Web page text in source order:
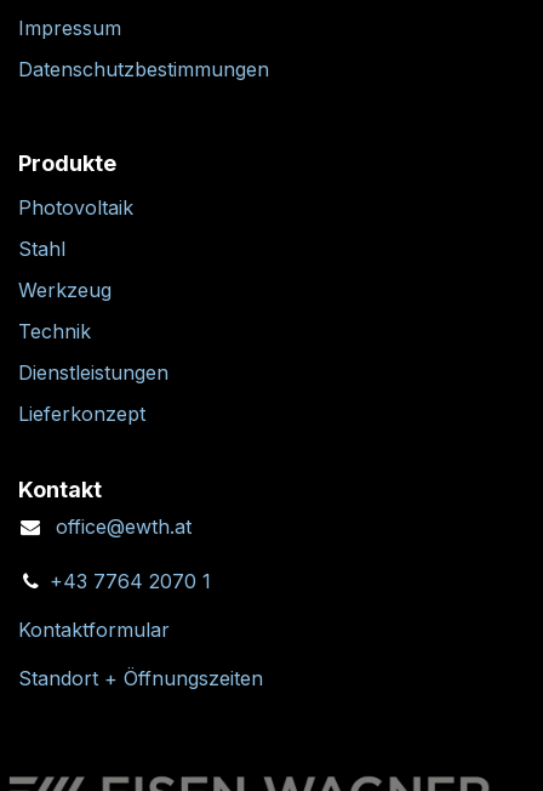
Impressum
Datenschutzbestimmungen
Produkte
Photovoltaik
Stahl
Werkzeug
Technik
Dienstleistungen
Lieferkonzept
Kontakt
office@ewth.at
+43 7764 2070 1
Kontaktformular
Standort + Öffnungszeiten